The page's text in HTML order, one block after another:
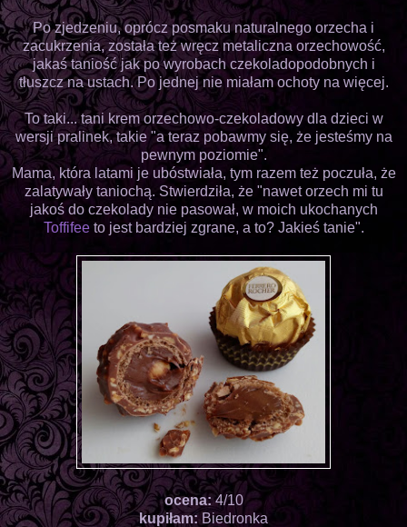
Po zjedzeniu, oprócz posmaku naturalnego orzecha i
zacukrzenia, została też wręcz metaliczna orzechowość,
jakaś taniość jak po wyrobach czekoladopodobnych i
tłuszcz na ustach. Po jednej nie miałam ochoty na więcej.
To taki... tani krem orzechowo-czekoladowy dla dzieci w
wersji pralinek, takie "a teraz pobawmy się, że jesteśmy na
pewnym poziomie".
Mama, która latami je ubóstwiała, tym razem też poczuła, że
zalatywały taniochą. Stwierdziła, że "nawet orzech mi tu
jakoś do czekolady nie pasował, w moich ukochanych
Toffifeeto jest bardziej zgrane, a to? Jakieś tanie".
ocena:4/10
kupiłam: Biedronka